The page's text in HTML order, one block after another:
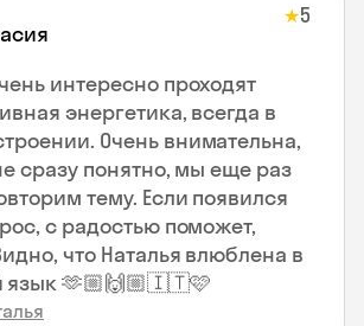
★5
интересно проходят
энергетика, всегда в
Очень внимательна,
сразу понятно, мы еще раз
тему. Если появился
с радостью поможет,
что Наталья влюблена в
язык 🫶🏼🙌🏼🇮🇹🩷